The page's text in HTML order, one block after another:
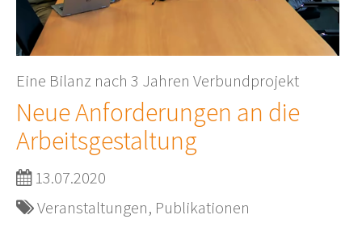
Eine Bilanz nach 3 Jahren Verbundprojekt
Neue Anforderungen an die
Arbeitsgestaltung
13.07.2020
Veranstaltungen, Publikationen